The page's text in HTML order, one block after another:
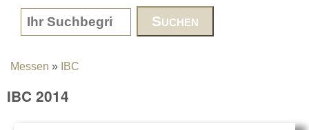
www.DieReferenz.de
Search form
You are here
Messen » IBC
IBC 2014